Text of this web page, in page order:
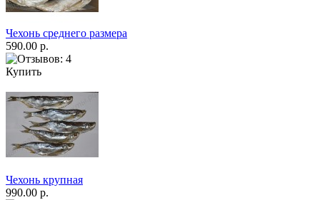
Чехонь среднего размера
590.00 р.
Купить
Чехонь крупная
990.00 р.